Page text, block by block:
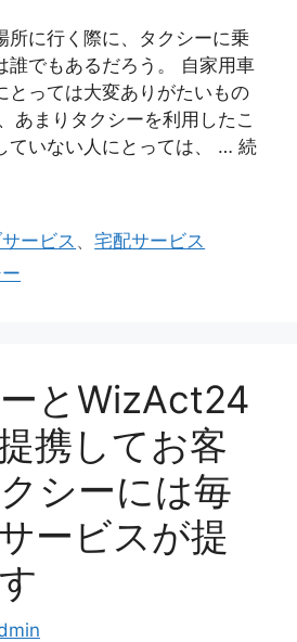
所に行く際に、タクシーに乗
誰でもあるだろう。 自家用車
とっては大変ありがたいもの
あまりタクシーを利用したこ
ていない人にとっては、 … 続
ービス、宅配サービス
とWizAct24
携してお客
シーには毎
ービスが提